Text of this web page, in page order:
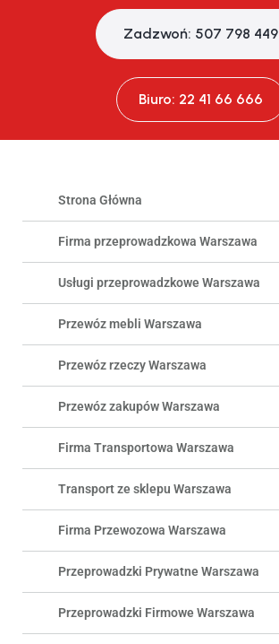
Zadzwoń: 507 798 449
Biuro: 22 41 66 666
Strona Główna
Firma przeprowadzkowa Warszawa
Usługi przeprowadzkowe Warszawa
Przewóz mebli Warszawa
Przewóz rzeczy Warszawa
Przewóz zakupów Warszawa
Firma Transportowa Warszawa
Transport ze sklepu Warszawa
Firma Przewozowa Warszawa
Przeprowadzki Prywatne Warszawa
Przeprowadzki Firmowe Warszawa